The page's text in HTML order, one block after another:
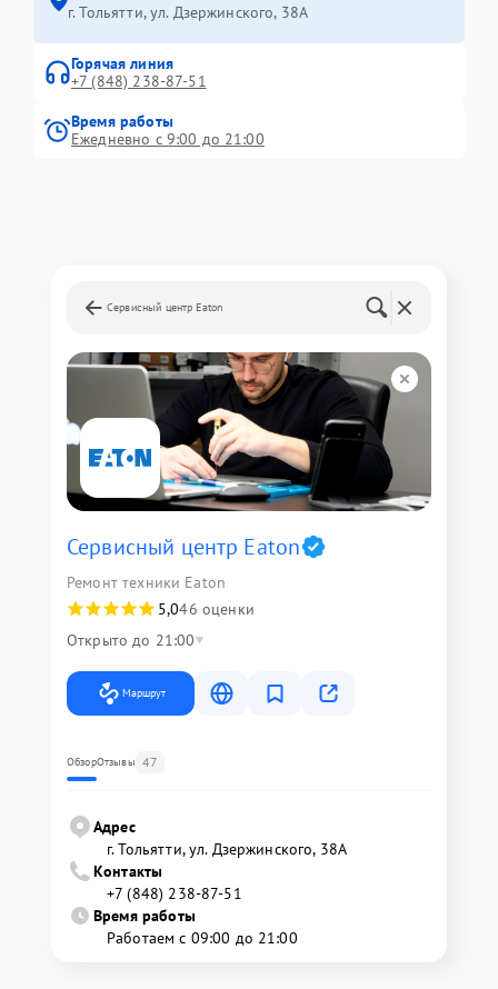
г. Тольятти, ул. Дзержинского, 38А
Горячая линия
+7 (848) 238-87-51
Время работы
Ежедневно с 9:00 до 21:00
Сервисный центр Eaton
Сервисный центр Eaton
Ремонт техники Eaton
5,046 оценки
Открыто до 21:00
Маршрут
ОбзорОтзывы 47
Адрес
г. Тольятти, ул. Дзержинского, 38А
Контакты
+7 (848) 238-87-51
Время работы
Работаем с 09:00 до 21:00